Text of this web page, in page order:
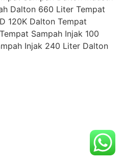
Dalton 660 Liter Tempat
120K Dalton Tempat
Sampah Injak 100
Injak 240 Liter Dalton